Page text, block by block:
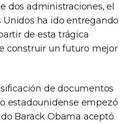
dos administraciones, el
Unidos ha ido entregando
de esta trágica
construir un futuro mejor
de documentos
estadounidense empezó
Barack Obama aceptó